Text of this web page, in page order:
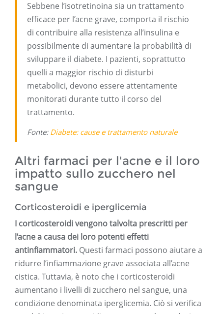
Sebbene l’isotretinoina sia un trattamento
efficace per l’acne grave, comporta il rischio
di contribuire alla resistenza all’insulina e
possibilmente di aumentare la probabilità di
sviluppare il diabete. I pazienti, soprattutto
quelli a maggior rischio di disturbi
metabolici, devono essere attentamente
monitorati durante tutto il corso del
trattamento.
Fonte: Diabete: cause e trattamento naturale
Altri farmaci per l'acne e il loro
impatto sullo zucchero nel
sangue
Corticosteroidi e iperglicemia
I corticosteroidi vengono talvolta prescritti per
l’acne a causa dei loro potenti effetti
antinfiammatori. Questi farmaci possono aiutare a
ridurre l’infiammazione grave associata all’acne
cistica. Tuttavia, è noto che i corticosteroidi
aumentano i livelli di zucchero nel sangue, una
condizione denominata iperglicemia. Ciò si verifica